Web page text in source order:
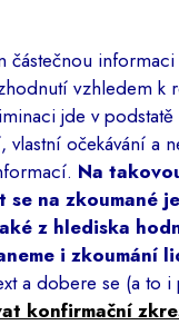
částečnou
vzhledem k
jde v
očekávání a
Na
na zkoumané
z hlediska
i zkoumání
a dobere se (a to
konfirmační